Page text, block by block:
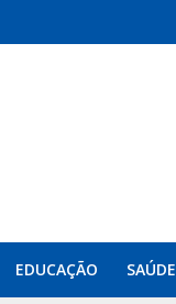
EDUCAÇÃO SAÚDE